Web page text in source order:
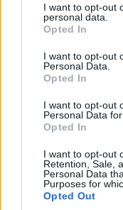
a este sitio y
parte inferior de la
Please note that this
services and may
not limited to your
use your data for
consent section.
I want to opt-out
personal data.
Opted In
I want to opt-out
Personal Data.
Opted In
I want to opt-out
Personal Data
Opted In
I want to opt-out
Retention, Sale,
Personal Data
Purposes for
Opted Out
Mancha,
Castilla-La
UIMP, Catedral
Cuenca, Castilla-
Plazería, La
Paleontológico de
de Albornoz,
Mercedes.